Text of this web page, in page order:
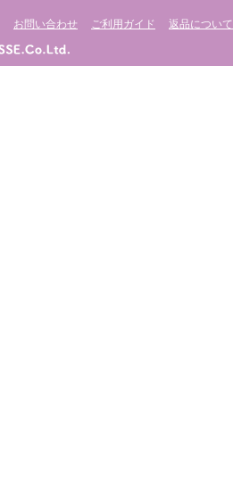
お問い合わせ ご利用ガイド 返品について